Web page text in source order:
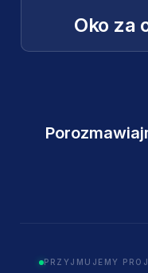
Oko za
PRZYJMUJEMY